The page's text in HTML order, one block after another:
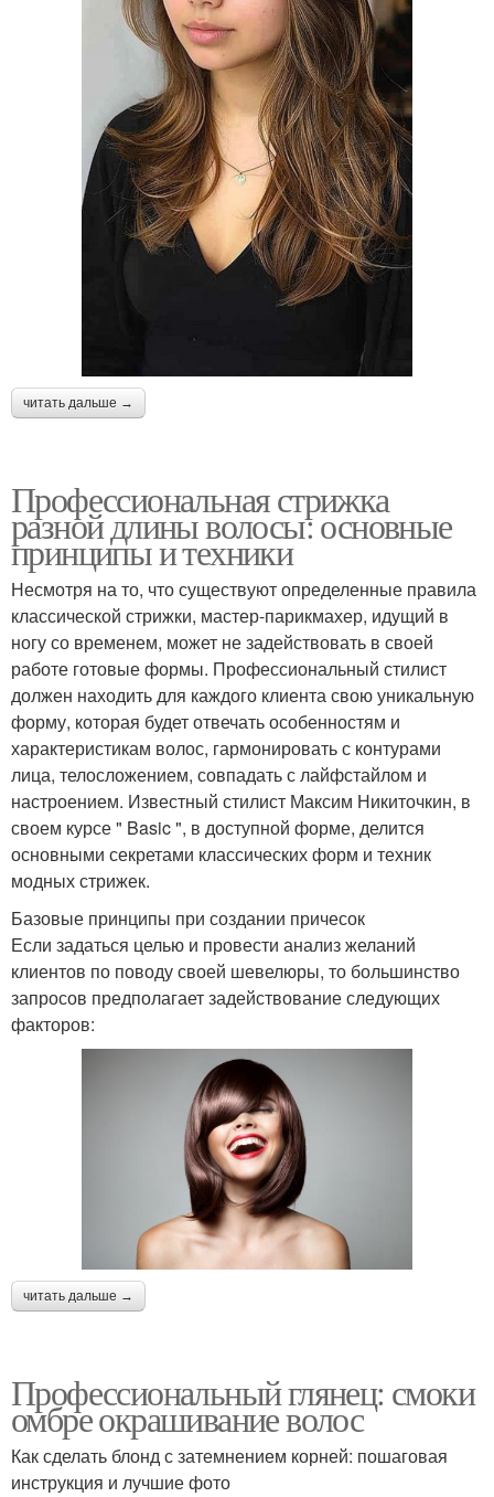
читать дальше →
Профессиональная стрижка
разной длины волосы: основные
принципы и техники
Несмотря на то, что существуют определенные правила
классической стрижки, мастер-парикмахер, идущий в
ногу со временем, может не задействовать в своей
работе готовые формы. Профессиональный стилист
должен находить для каждого клиента свою уникальную
форму, которая будет отвечать особенностям и
характеристикам волос, гармонировать с контурами
лица, телосложением, совпадать с лайфстайлом и
настроением. Известный стилист Максим Никиточкин, в
своем курсе " Basic ", в доступной форме, делится
основными секретами классических форм и техник
модных стрижек.
Базовые принципы при создании причесок
Если задаться целью и провести анализ желаний
клиентов по поводу своей шевелюры, то большинство
запросов предполагает задействование следующих
факторов:
читать дальше →
Профессиональный глянец: смоки
омбре окрашивание волос
Как сделать блонд с затемнением корней: пошаговая
инструкция и лучшие фото